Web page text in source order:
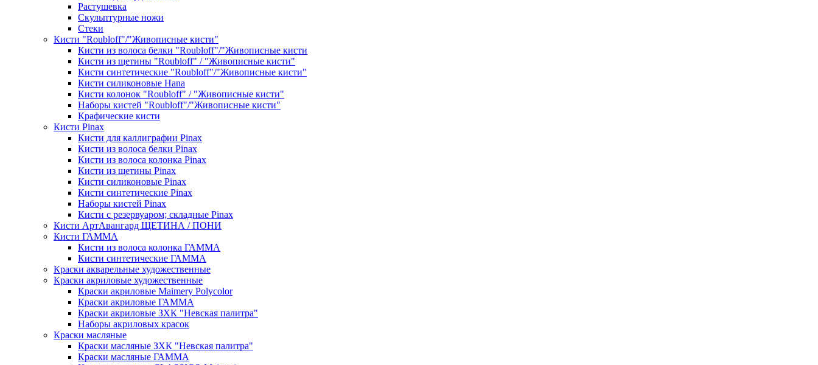
Растушевка
Скульптурные ножи
Стеки
Кисти "Roubloff"/"Живописные кисти"
Кисти из волоса белки "Roubloff"/"Живописные кисти
Кисти из щетины "Roubloff" / "Живописные кисти"
Кисти синтетические "Roubloff"/"Живописные кисти"
Кисти силиконовые Hana
Кисти колонок "Roubloff" / "Живописные кисти"
Наборы кистей "Roubloff"/"Живописные кисти"
Крафические кисти
Кисти Pinax
Кисти для каллиграфии Pinax
Кисти из волоса белки Pinax
Кисти из волоса колонка Pinax
Кисти из щетины Pinax
Кисти силиконовые Pinax
Кисти синтетические Pinax
Наборы кистей Pinax
Кисти с резервуаром; складные Pinax
Кисти АртАвангард ЩЕТИНА / ПОНИ
Кисти ГАММА
Кисти из волоса колонка ГАММА
Кисти синтетические ГАММА
Краски акварельные художественные
Краски акриловые художественные
Краски акриловые Maimery Polycolor
Краски акриловые ГАММА
Краски акриловые ЗХК "Невская палитра"
Наборы акриловых красок
Краски масляные
Краски масляные ЗХК "Невская палитра"
Краски масляные ГАММА